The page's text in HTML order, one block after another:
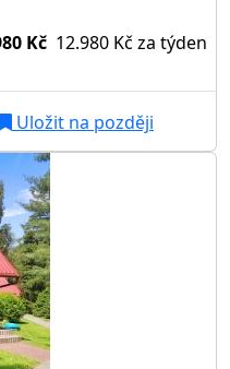
Kč 12.980 Kč za týden
Uložit na později